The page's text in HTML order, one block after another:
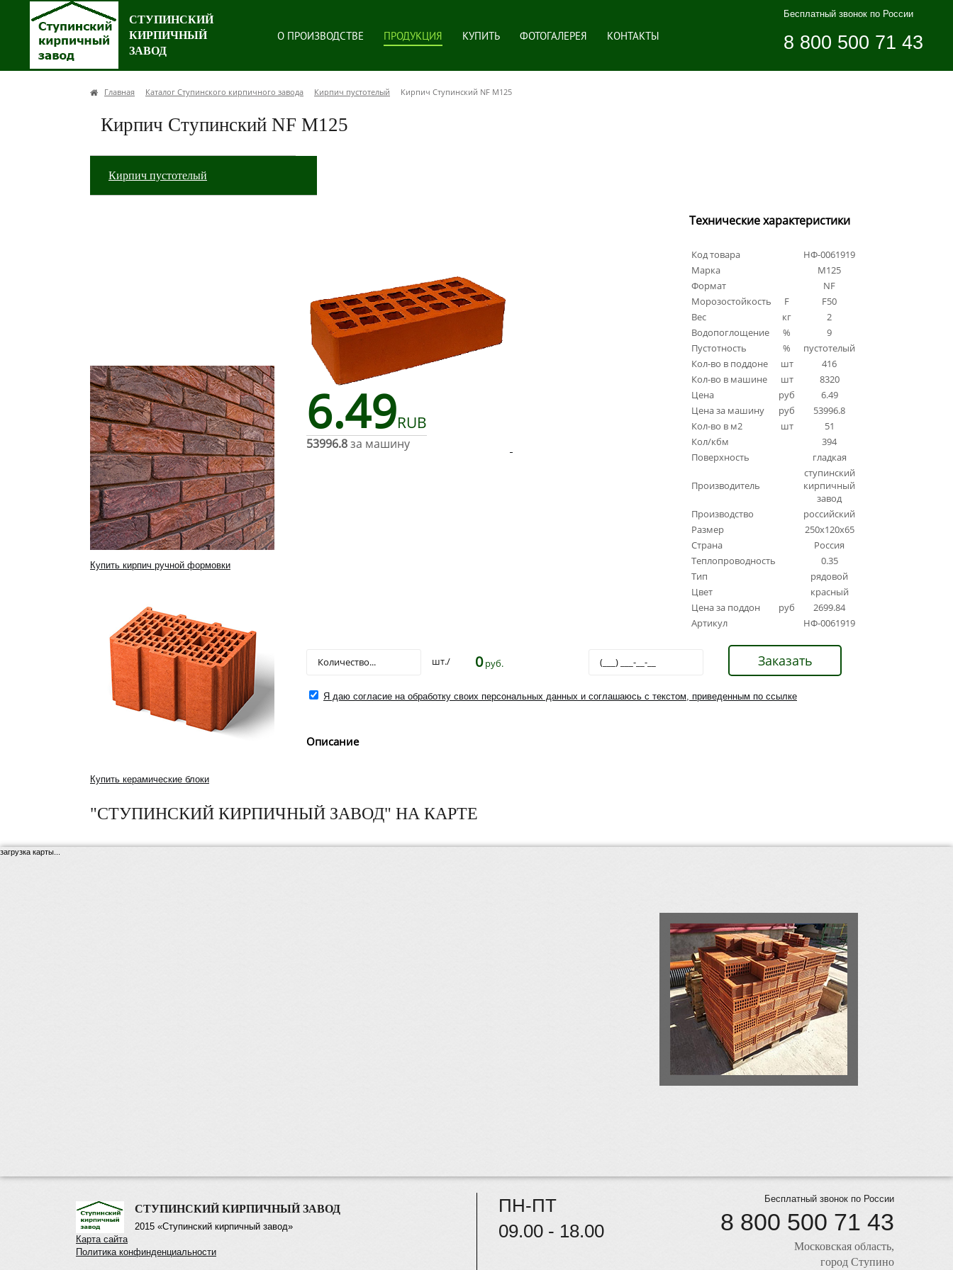
СТУПИНСКИЙ
КИРПИЧНЫЙ
ЗАВОД
О ПРОИЗВОДСТВЕ ПРОДУКЦИЯ КУПИТЬ ФОТОГАЛЕРЕЯ КОНТАКТЫ
Бесплатный звонок по России
8 800 500 71 43
Главная Каталог Ступинского кирпичного завода Кирпич пустотелый Кирпич Ступинский NF М125
Кирпич Ступинский NF М125
Кирпич пустотелый
Купить кирпич ручной формовки
Купить керамические блоки
6.49RUB
53996.8за машину
Технические характеристики
Код товара
НФ-0061919
Марка
М125
Формат
NF
Морозостойкость
F
F50
Вес
кг
2
Водопоглощение
%
9
Пустотность
%
пустотелый
Кол-во в поддоне
шт
416
Кол-во в машине
шт
8320
Цена
руб
6.49
Цена за машину
руб
53996.8
Кол-во в м2
шт
51
Кол/кбм
394
Поверхность
гладкая
Производитель
ступинский
кирпичный
завод
Производство
российский
Размер
250x120x65
Страна
Россия
Теплопроводность
0.35
Тип
рядовой
Цвет
красный
Цена за поддон
руб
2699.84
Артикул
НФ-0061919
шт./ 0руб.
Я даю согласие на обработку своих персональных данных и соглашаюсь с текстом, приведенным по ссылке
Описание
"СТУПИНСКИЙ КИРПИЧНЫЙ ЗАВОД" НА КАРТЕ
загрузка карты...
СТУПИНСКИЙ КИРПИЧНЫЙ ЗАВОД
2015 «Ступинский кирпичный завод»
Карта сайта
Политика конфинденциальности
ПН-ПТ
09.00 - 18.00
Бесплатный звонок по России
8 800 500 71 43
Московская область,
город Ступино